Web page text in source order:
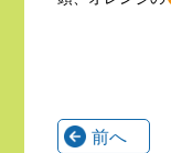
前へ